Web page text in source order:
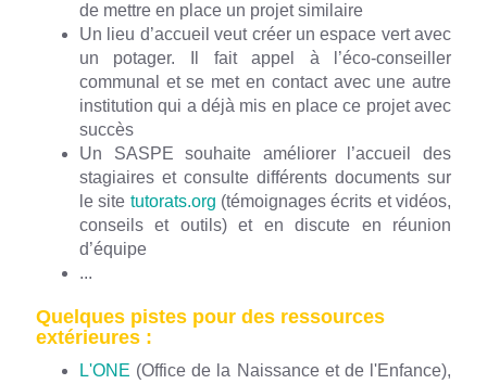
de mettre en place un projet similaire
Un lieu d’accueil veut créer un espace vert avec
un potager. Il fait appel à l’éco-conseiller
communal et se met en contact avec une autre
institution qui a déjà mis en place ce projet avec
succès
Un SASPE souhaite améliorer l’accueil des
stagiaires et consulte différents documents sur
le site tutorats.org (témoignages écrits et vidéos,
conseils et outils) et en discute en réunion
d’équipe
...
Quelques pistes pour des ressources
extérieures :
L'ONE (Office de la Naissance et de l'Enfance),